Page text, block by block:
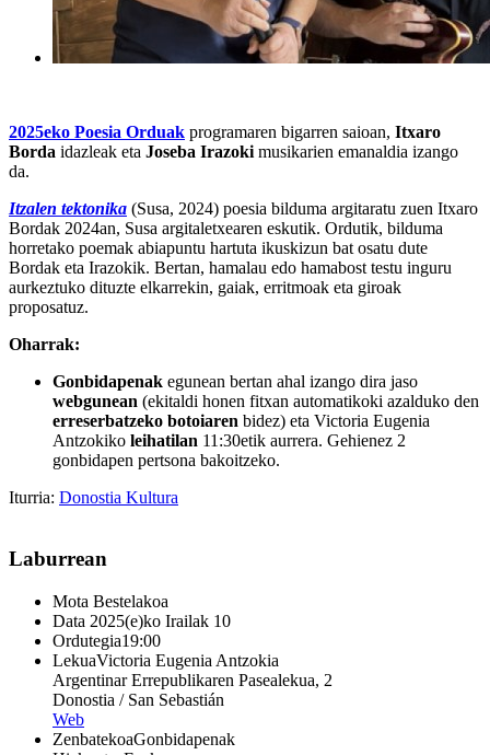
2025eko Poesia Orduak programaren bigarren saioan, Itxaro
Borda idazleak eta Joseba Irazoki musikarien emanaldia izango
da.
Itzalen tektonika (Susa, 2024) poesia bilduma argitaratu zuen Itxaro
Bordak 2024an, Susa argitaletxearen eskutik. Ordutik, bilduma
horretako poemak abiapuntu hartuta ikuskizun bat osatu dute
Bordak eta Irazokik. Bertan, hamalau edo hamabost testu inguru
aurkeztuko dituzte elkarrekin, gaiak, erritmoak eta giroak
proposatuz.
Oharrak:
Gonbidapenak egunean bertan ahal izango dira jaso
webgunean (ekitaldi honen fitxan automatikoki azalduko den
erreserbatzeko botoiaren bidez) eta Victoria Eugenia
Antzokiko leihatilan 11:30etik aurrera. Gehienez 2
gonbidapen pertsona bakoitzeko.
Iturria: Donostia Kultura
Laburrean
Mota Bestelakoa
Data 2025(e)ko Irailak 10
Ordutegia19:00
LekuaVictoria Eugenia Antzokia
Argentinar Errepublikaren Pasealekua, 2
Donostia / San Sebastián
Web
ZenbatekoaGonbidapenak